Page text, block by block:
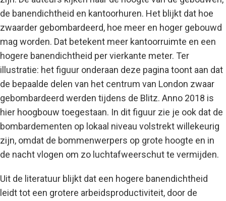
de banendichtheid en kantoorhuren. Het blijkt dat hoe
zwaarder gebombardeerd, hoe meer en hoger gebouwd
mag worden. Dat betekent meer kantoorruimte en een
hogere banendichtheid per vierkante meter. Ter
illustratie: het figuur onderaan deze pagina toont aan dat
de bepaalde delen van het centrum van London zwaar
gebombardeerd werden tijdens de Blitz. Anno 2018 is
hier hoogbouw toegestaan. In dit figuur zie je ook dat de
bombardementen op lokaal niveau volstrekt willekeurig
zijn, omdat de bommenwerpers op grote hoogte en in
de nacht vlogen om zo luchtafweerschut te vermijden.
Uit de literatuur blijkt dat een hogere banendichtheid
leidt tot een grotere arbeidsproductiviteit, door de